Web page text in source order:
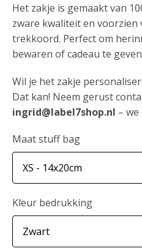
Het zakje is gemaakt van
zware kwaliteit en voorzien
trekkoord. Perfect om
bewaren of cadeau te
Wil je het zakje
Dat kan! Neem gerust
ingrid@label7shop.nl –
Maat stuff bag
Kleur bedrukking